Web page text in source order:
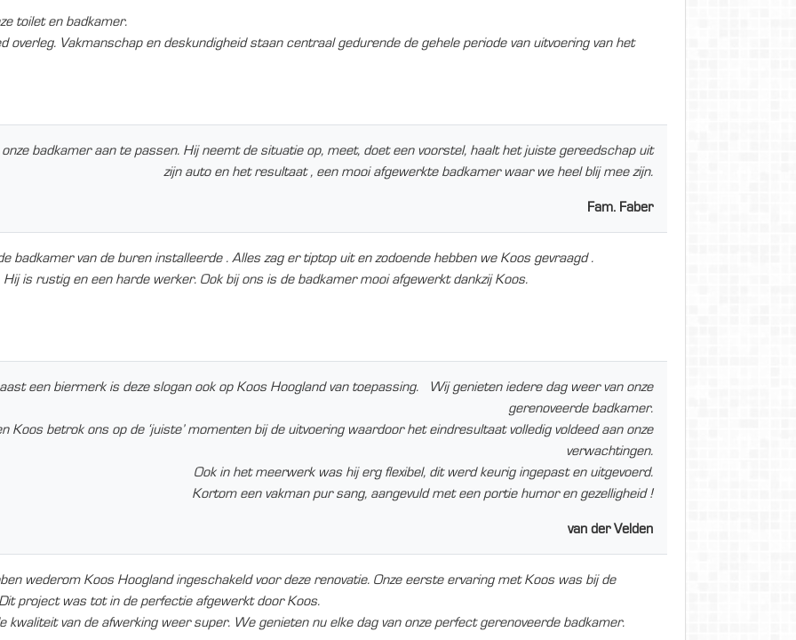
toilet en badkamer.
overleg. Vakmanschap en deskundigheid staan centraal gedurende de gehele periode van uitvoering van het
badkamer aan te passen. Hij neemt de situatie op, meet, doet een voorstel, haalt het juiste gereedschap uit
zijn auto en het resultaat , een mooi afgewerkte badkamer waar we heel blij mee zijn.
Fam. Faber
badkamer van de buren installeerde . Alles zag er tiptop uit en zodoende hebben we Koos gevraagd .
is rustig en een harde werker. Ook bij ons is de badkamer mooi afgewerkt dankzij Koos.
een biermerk is deze slogan ook op Koos Hoogland van toepassing. Wij genieten iedere dag weer van onze
gerenoveerde badkamer.
Koos betrok ons op de ‘juiste’ momenten bij de uitvoering waardoor het eindresultaat volledig voldeed aan onze
verwachtingen.
Ook in het meerwerk was hij erg flexibel, dit werd keurig ingepast en uitgevoerd.
Kortom een vakman pur sang, aangevuld met een portie humor en gezelligheid !
van der Velden
wederom Koos Hoogland ingeschakeld voor deze renovatie. Onze eerste ervaring met Koos was bij de
was tot in de perfectie afgewerkt door Koos.
kwaliteit van de afwerking weer super. We genieten nu elke dag van onze perfect gerenoveerde badkamer.